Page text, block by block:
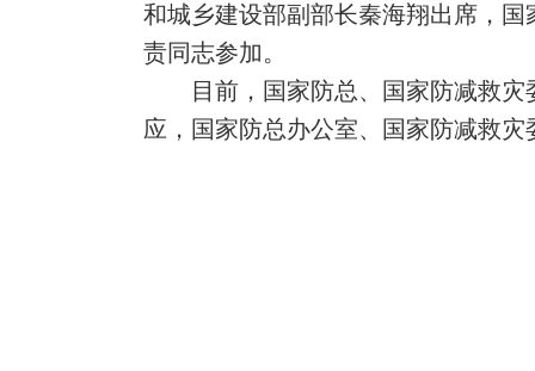
和城乡建设部副部长秦海翔出席，
责同志参加。
目前，国家防总、国家防减救
应，国家防总办公室、国家防减救